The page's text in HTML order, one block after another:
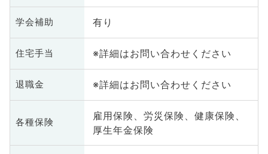
学会補助 有り
住宅手当 ※詳細はお問い合わせください
退職金 ※詳細はお問い合わせください
各種保険
雇用保険、労災保険、健康保険、
厚生年金保険